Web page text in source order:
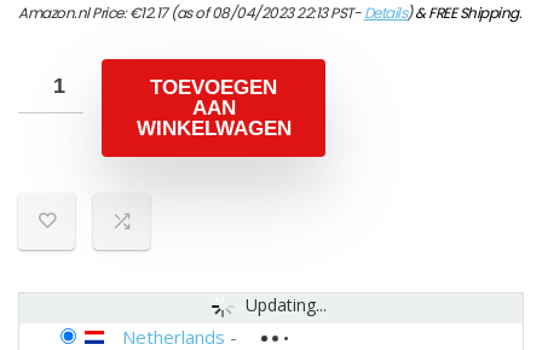
Amazon.nl Price:€12.17(as of 08/04/2023 22:13 PST-Details)&FREE Shipping.
TOEVOEGEN
AAN
WINKELWAGEN
Updating...
Netherlands -